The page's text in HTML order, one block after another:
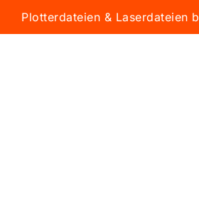
InhaltPlotterdateien & Laserdateien